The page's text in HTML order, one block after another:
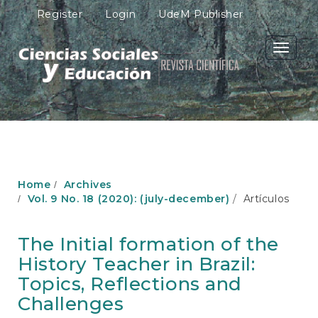
M
a
i
n
N
a
v
i
g
n
n
C
o
n
t
Register Login UdeM Publisher
Toggle
Home
Archives
Vol. 9 No. 18 (2020): (july-december)
Artículos
The Initial formation of the
History Teacher in Brazil:
Topics, Reflections and
Challenges